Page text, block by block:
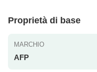
Proprietà di base
MARCHIO
AFP